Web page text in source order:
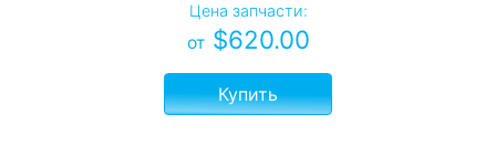
Цена запчасти:
от $620.00
Купить